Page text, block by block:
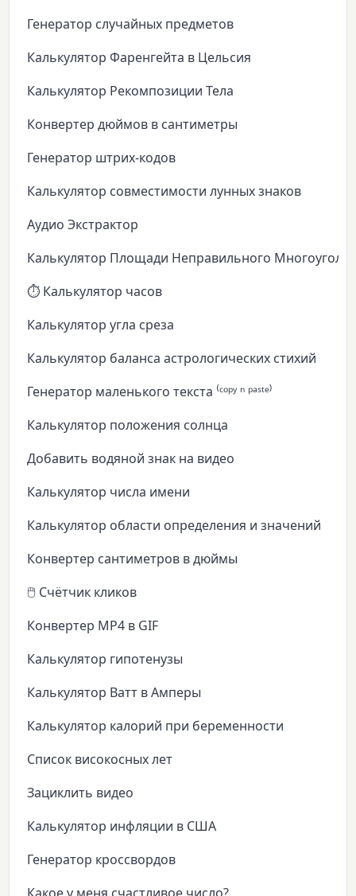
Генератор случайных предметов
Калькулятор Фаренгейта в Цельсия
Калькулятор Рекомпозиции Тела
Конвертер дюймов в сантиметры
Генератор штрих-кодов
Калькулятор совместимости лунных знаков
Аудио Экстрактор
Калькулятор Площади Неправильного
⏱️ Калькулятор часов
Калькулятор угла среза
Калькулятор баланса астрологических стихий
Генератор маленького текста ⁽ᶜᵒᵖʸ ⁿ ᵖᵃˢᵗᵉ⁾
Калькулятор положения солнца
Добавить водяной знак на видео
Калькулятор числа имени
Калькулятор области определения и значений
Конвертер сантиметров в дюймы
🖱️ Счётчик кликов
Конвертер MP4 в GIF
Калькулятор гипотенузы
Калькулятор Ватт в Амперы
Калькулятор калорий при беременности
Список високосных лет
Зациклить видео
Калькулятор инфляции в США
Генератор кроссвордов